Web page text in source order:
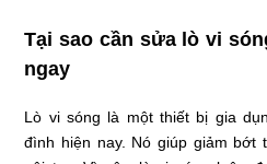
Tại sao cần sửa lò vi
ngay
Lò vi sóng là một thiết bị gia
đình hiện nay. Nó giúp giảm bớt